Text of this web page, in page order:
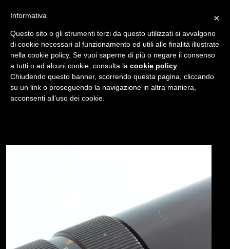
/
USATO
LEICA ELMARIT R 135MM F/2.8 SECONDA VERSIONE
×
Informativa
Questo sito o gli strumenti terzi da questo utilizzati si avvalgono
di cookie necessari al funzionamento ed utili alle finalità illustrate
nella cookie policy. Se vuoi saperne di più o negare il consenso
a tutti o ad alcuni cookie, consulta la cookie policy
Chiudendo questo banner, scorrendo questa pagina, cliccando
su un link o proseguendo la navigazione in altra maniera,
acconsenti all’uso dei cookie.